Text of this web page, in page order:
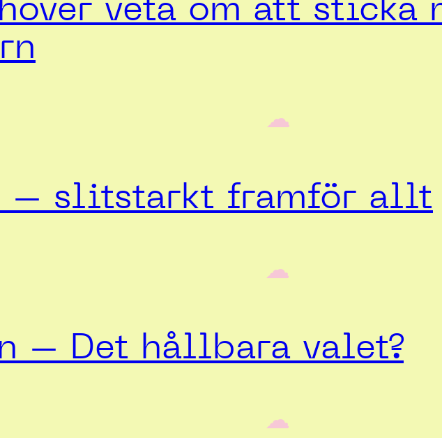
veta om att sticka
‎ ‎‎ ☁︎‎‎
– slitstarkt framför allt
‎ ‎‎ ☁︎‎‎
– Det hållbara valet?
‎ ‎‎ ☁︎‎‎